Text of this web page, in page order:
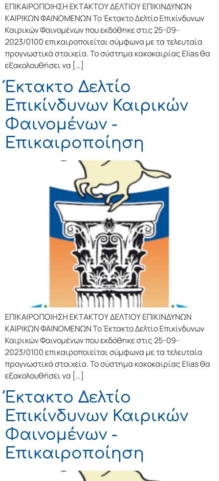
ΕΠΙΚΑΙΡΟΠΟΙΗΣΗ ΕΚΤΑΚΤΟΥ ΔΕΛΤΙΟΥ ΕΠΙΚΙΝΔΥΝΩΝ
ΚΑΙΡΙΚΩΝ ΦΑΙΝΟΜΕΝΩΝ Το Έκτακτο Δελτίο Επικίνδυνων
Καιρικών Φαινομένων που εκδόθηκε στις 25-09-
2023/0100 επικαιροποιείται σύμφωνα με τα τελευταία
προγνωστικά στοιχεία. Το σύστημα κακοκαιρίας Elias θα
εξακολουθήσει να […]
Έκτακτο Δελτίο
Επικίνδυνων Καιρικών
Φαινομένων -
Επικαιροποίηση
ΕΠΙΚΑΙΡΟΠΟΙΗΣΗ ΕΚΤΑΚΤΟΥ ΔΕΛΤΙΟΥ ΕΠΙΚΙΝΔΥΝΩΝ
ΚΑΙΡΙΚΩΝ ΦΑΙΝΟΜΕΝΩΝ Το Έκτακτο Δελτίο Επικίνδυνων
Καιρικών Φαινομένων που εκδόθηκε στις 25-09-
2023/0100 επικαιροποιείται σύμφωνα με τα τελευταία
προγνωστικά στοιχεία. Το σύστημα κακοκαιρίας Elias θα
εξακολουθήσει να […]
Έκτακτο Δελτίο
Επικίνδυνων Καιρικών
Φαινομένων -
Επικαιροποίηση